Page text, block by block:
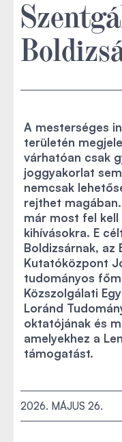
A mesterséges
területén
várhatóan csak
joggyakorlat
nemcsak
rejthet
már most fel kell
kihívásokra. E
Boldizsárnak, az
Kutatóközpont
tudományos
Közszolgálati
Loránd
oktatójának és
amelyekhez a
támogatást.
2026. MÁJUS 26.